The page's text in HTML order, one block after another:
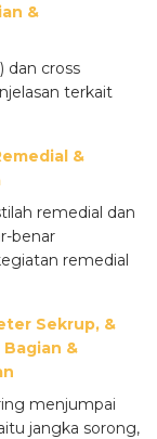
&
dan cross
terkait
&
remedial dan
benar
remedial
Sekrup, &
Bagian &
menjumpai
jangka sorong,